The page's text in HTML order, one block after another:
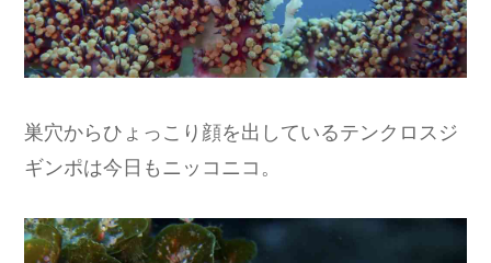
巣穴からひょっこり顔を出しているテンクロスジ
ギンポは今日もニッコニコ。